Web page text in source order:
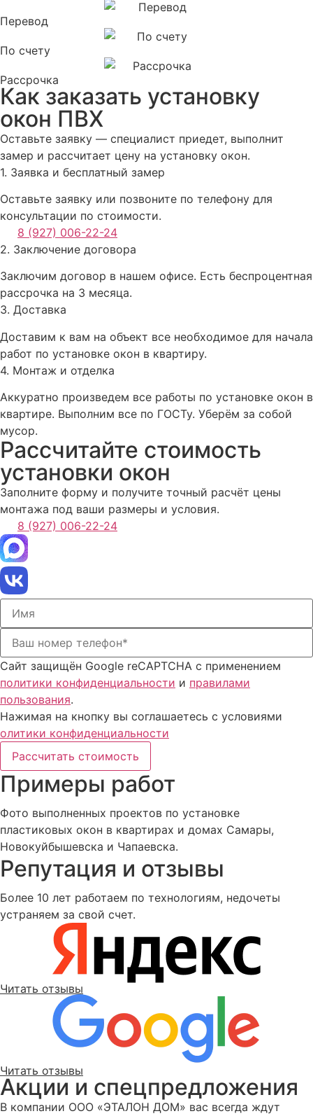
Перевод
По счету
Рассрочка
Как заказать установку
окон ПВХ
Оставьте заявку — специалист приедет, выполнит
замер и рассчитает цену на установку окон.
1. Заявка и бесплатный замер
Оставьте заявку или позвоните по телефону для
консультации по стоимости.
8 (927) 006-22-24
2. Заключение договора
Заключим договор в нашем офисе. Есть беспроцентная
рассрочка на 3 месяца.
3. Доставка
Доставим к вам на объект все необходимое для начала
работ по установке окон в квартиру.
4. Монтаж и отделка
Аккуратно произведем все работы по установке окон в
квартире. Выполним все по ГОСТу. Уберём за собой
мусор.
Рассчитайте стоимость
установки окон
Заполните форму и получите точный расчёт цены
монтажа под ваши размеры и условия.
8 (927) 006-22-24
Сайт защищён Google reCAPTCHA с применением
политики конфиденциальности и правилами
пользования.
Нажимая на кнопку вы соглашаетесь с условиями
олитики конфиденциальности
Рассчитать стоимость
Примеры работ
Фото выполненных проектов по установке
пластиковых окон в квартирах и домах Самары,
Новокуйбышевска и Чапаевска.
Репутация и отзывы
Более 10 лет работаем по технологиям, недочеты
устраняем за свой счет.
Читать отзывы
Читать отзывы
Акции и спецпредложения
В компании ООО «ЭТАЛОН ДОМ» вас всегда ждут